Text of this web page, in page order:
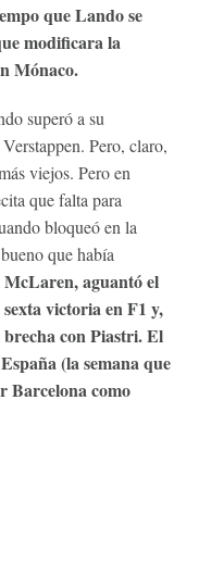
que Lando se
modificara la
Mónaco.
superó a su
Pero, claro,
viejos. Pero en
que falta para
bloqueó en la
que había
McLaren, aguantó el
victoria en F1 y,
brecha con Piastri. El
(la semana que
Barcelona como